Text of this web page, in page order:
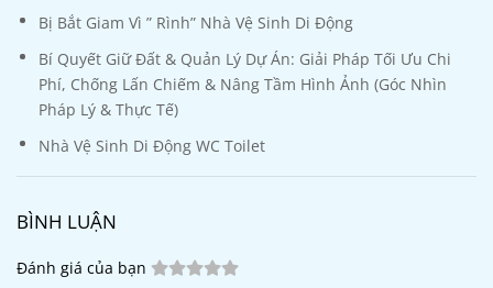
Bị Bắt Giam Vì ” Rình” Nhà Vệ Sinh Di Động
Bí Quyết Giữ Đất & Quản Lý Dự Án: Giải Pháp Tối Ưu Chi
Phí, Chống Lấn Chiếm & Nâng Tầm Hình Ảnh (Góc Nhìn
Pháp Lý & Thực Tế)
Nhà Vệ Sinh Di Động WC Toilet
BÌNH LUẬN
Đánh giá của bạn